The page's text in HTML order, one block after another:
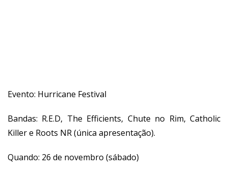
Evento: Hurricane Festival
Bandas: R.E.D, The Efficients, Chute no Rim, Catholic
Killer e Roots NR (única apresentação).
Quando: 26 de novembro (sábado)